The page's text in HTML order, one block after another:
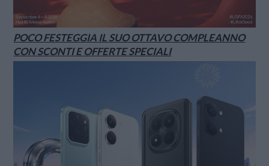
POCO FESTEGGIA IL SUO OTTAVO COMPLEANNO
CON SCONTI E OFFERTE SPECIALI